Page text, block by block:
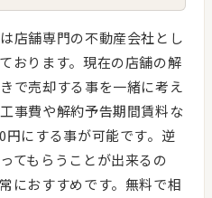
店舗専門の不動産会社とし
おります。現在の店舗の解
で売却する事を一緒に考え
事費や解約予告期間賃料な
円にする事が可能です。逆
てもらうことが出来るの
におすすめです。無料で相